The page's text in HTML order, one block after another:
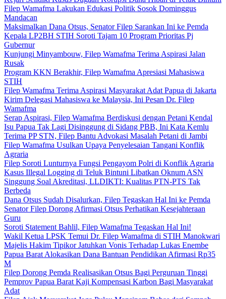
Filep Wamafma Lakukan Edukasi Politik Sosok Dominggus
Mandacan
Maksimalkan Dana Otsus, Senator Filep Sarankan Ini ke Pemda
Kepala LP2BH STIH Soroti Tajam 10 Program Prioritas Pj
Gubernur
Kunjungi Minyambouw, Filep Wamafma Terima Aspirasi Jalan
Rusak
Program KKN Berakhir, Filep Wamafma Apresiasi Mahasiswa
STIH
Filep Wamafma Terima Aspirasi Masyarakat Adat Papua di Jakarta
Kirim Delegasi Mahasiswa ke Malaysia, Ini Pesan Dr. Filep
Wamafma
Serap Aspirasi, Filep Wamafma Berdiskusi dengan Petani Kendal
Isu Papua Tak Lagi Disinggung di Sidang PBB, Ini Kata Kemlu
Terima PP STN, Filep Bantu Advokasi Masalah Petani di Jambi
Filep Wamafma Usulkan Upaya Penyelesaian Tangani Konflik
Agraria
Filep Soroti Lunturnya Fungsi Pengayom Polri di Konflik Agraria
Kasus Illegal Logging di Teluk Bintuni Libatkan Oknum ASN
Singgung Soal Akreditasi, LLDIKTI: Kualitas PTN-PTS Tak
Berbeda
Dana Otsus Sudah Disalurkan, Filep Tegaskan Hal Ini ke Pemda
Senator Filep Dorong Afirmasi Otsus Perhatikan Kesejahteraan
Guru
Soroti Statement Bahlil, Filep Wamafma Tegaskan Hal Ini!
Wakil Ketua LPSK Temui Dr. Filep Wamafma di STIH Manokwari
Majelis Hakim Tipikor Jatuhkan Vonis Terhadap Lukas Enembe
Papua Barat Alokasikan Dana Bantuan Pendidikan Afirmasi Rp35
M
Filep Dorong Pemda Realisasikan Otsus Bagi Perguruan Tinggi
Pemprov Papua Barat Kaji Kompensasi Karbon Bagi Masyarakat
Adat